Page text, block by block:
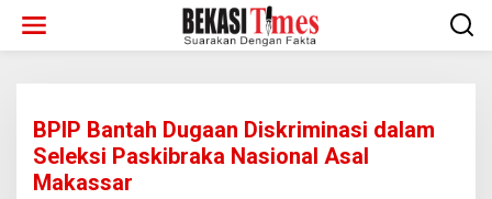
konten
BPIP Bantah Dugaan Diskriminasi dalam
Seleksi Paskibraka Nasional Asal
Makassar